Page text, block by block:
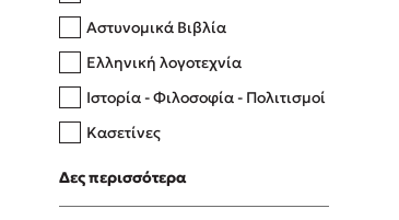
Δανάη Δεληγεώργη
Πάνω, κάτω, μπροστά, πίσω
Αστυνομικά Βιβλία
Ελληνική λογοτεχνία
Ιστορία - Φιλοσοφία - Πολιτισμοί
Κασετίνες
Λευκώματα - Έγχρωμοι οδηγοί
Μαγειρική
Δες περισσότερα